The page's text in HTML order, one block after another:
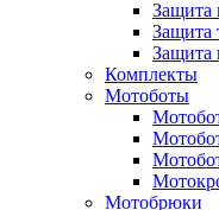
Защита
Защита
Защита
Комплекты
Мотоботы
Мотобрюки